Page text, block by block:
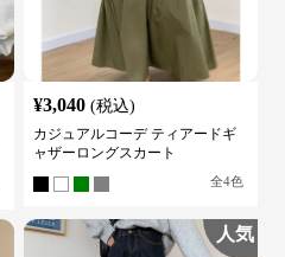
¥3,040 (税込)
カジュアルコーデ ティアードギ
ャザーロングスカート
全4色
人気